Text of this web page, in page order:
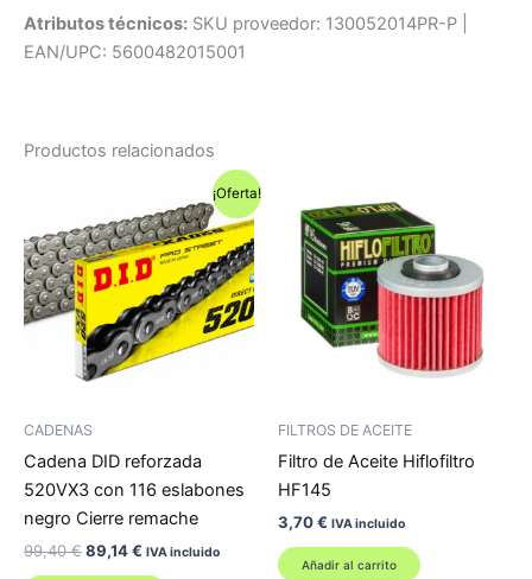
Atributos técnicos: SKU proveedor: 130052014PR-P |
EAN/UPC: 5600482015001
Productos relacionados
¡Oferta!
CADENAS
Cadena DID reforzada
520VX3 con 116 eslabones
negro Cierre remache
99,40€El
89,14€ El
IVA incluido
FILTROS DE ACEITE
Filtro de Aceite Hiflofiltro
HF145
3,70€ IVA incluido
Añadir al carrito